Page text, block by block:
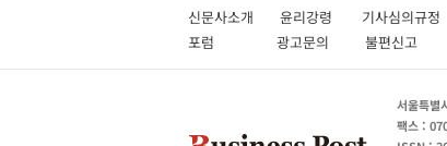
신문사소개 윤리강령 기사심의규
포럼
광고문의 불편신고
서울특별
팩스 :